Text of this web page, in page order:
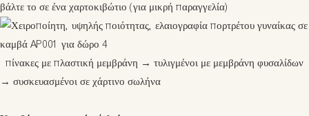
βάλτε το σε ένα χαρτοκιβώτιο (για μικρή παραγγελία)
πίνακες με πλαστική μεμβράνη → τυλιγμένοι με μεμβράνη φυσαλίδων
→ συσκευασμένοι σε χάρτινο σωλήνα